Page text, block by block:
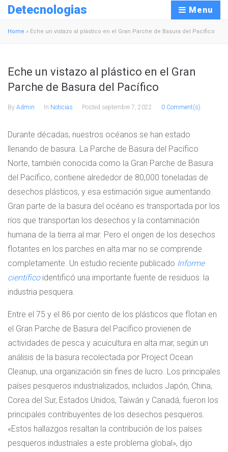
Detecnologias Menu
Home » Eche un vistazo al plástico en el Gran Parche de Basura del Pacífico
Eche un vistazo al plástico en el Gran
Parche de Basura del Pacífico
By Admin In Noticias Posted septembre 7, 2022 0 Comment(s)
Durante décadas, nuestros océanos se han estado
llenando de basura. La Parche de Basura del Pacífico
Norte, también conocida como la Gran Parche de Basura
del Pacífico, contiene alrededor de 80,000 toneladas de
desechos plásticos, y esa estimación sigue aumentando.
Gran parte de la basura del océano es transportada por los
ríos que transportan los desechos y la contaminación
humana de la tierra al mar. Pero el origen de los desechos
flotantes en los parches en alta mar no se comprende
completamente. Un estudio reciente publicado Informe
científicoidentificó una importante fuente de residuos: la
industria pesquera.
Entre el 75 y el 86 por ciento de los plásticos que flotan en
el Gran Parche de Basura del Pacífico provienen de
actividades de pesca y acuicultura en alta mar, según un
análisis de la basura recolectada por Project Ocean
Cleanup, una organización sin fines de lucro. Los principales
países pesqueros industrializados, incluidos Japón, China,
Corea del Sur, Estados Unidos, Taiwán y Canadá, fueron los
principales contribuyentes de los desechos pesqueros.
«Estos hallazgos resaltan la contribución de los países
pesqueros industriales a este problema global», dijo